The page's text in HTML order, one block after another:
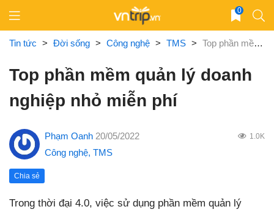
content
0
Tin tức > Đời sống > Công nghệ > TMS > Top phần mềm quản lý doanh nghiệp nhỏ miễn phí
Top phần mềm quản lý doanh
nghiệp nhỏ miễn phí
Phạm Oanh 20/05/2022 1.0K
Công nghệ, TMS
Chia sẻ
Trong thời đại 4.0, việc sử dụng phần mềm quản lý